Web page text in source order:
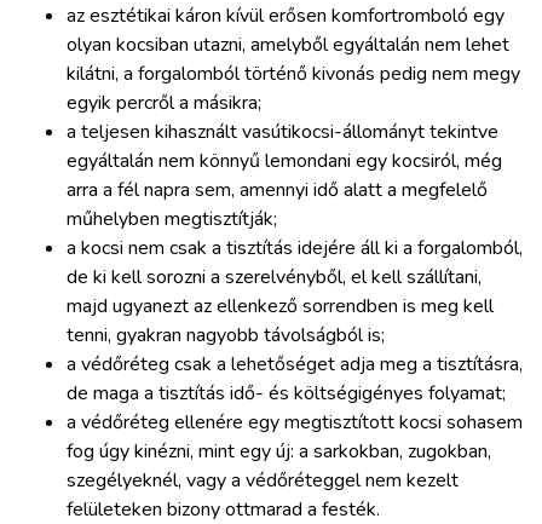
az esztétikai káron kívül erősen komfortromboló egy
olyan kocsiban utazni, amelyből egyáltalán nem lehet
kilátni, a forgalomból történő kivonás pedig nem megy
egyik percről a másikra;
a teljesen kihasznált vasútikocsi-állományt tekintve
egyáltalán nem könnyű lemondani egy kocsiról, még
arra a fél napra sem, amennyi idő alatt a megfelelő
műhelyben megtisztítják;
a kocsi nem csak a tisztítás idejére áll ki a forgalomból,
de ki kell sorozni a szerelvényből, el kell szállítani,
majd ugyanezt az ellenkező sorrendben is meg kell
tenni, gyakran nagyobb távolságból is;
a védőréteg csak a lehetőséget adja meg a tisztításra,
de maga a tisztítás idő- és költségigényes folyamat;
a védőréteg ellenére egy megtisztított kocsi sohasem
fog úgy kinézni, mint egy új: a sarkokban, zugokban,
szegélyeknél, vagy a védőréteggel nem kezelt
felületeken bizony ottmarad a festék.